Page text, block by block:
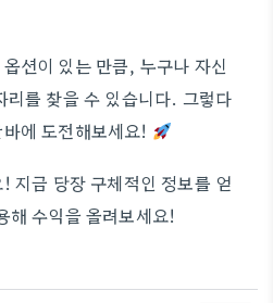
션이 있는 만큼, 누구나 자신
리를 찾을 수 있습니다. 그렇다
에 도전해보세요!
지금 당장 구체적인 정보를 얻
해 수익을 올려보세요!